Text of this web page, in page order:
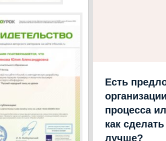
Есть
процесса
как
лучше?